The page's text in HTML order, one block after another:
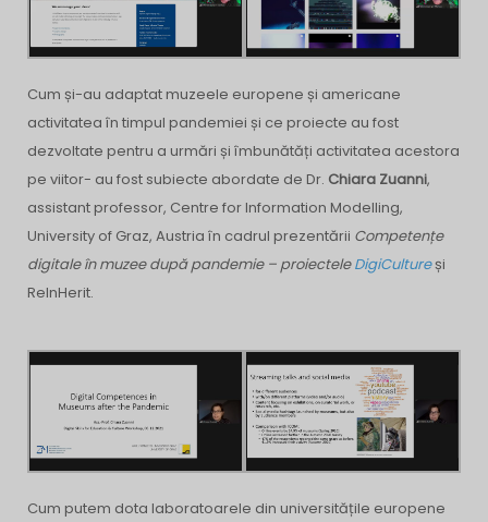
Cum și-au adaptat muzeele europene și americane
activitatea în timpul pandemiei și ce proiecte au fost
dezvoltate pentru a urmări și îmbunătăți activitatea acestora
pe viitor- au fost subiecte abordate de Dr. Chiara Zuanni,
assistant professor, Centre for Information Modelling,
University of Graz, Austria în cadrul prezentării Competențe
digitale în muzee după pandemie – proiecteleDigiCultureși
ReInHerit.
Cum putem dota laboratoarele din universitățile europene